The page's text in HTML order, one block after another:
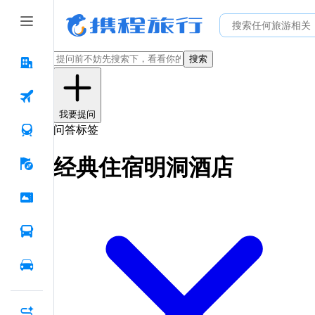
搜索
我要提问
问答标签
经典住宿明洞酒店